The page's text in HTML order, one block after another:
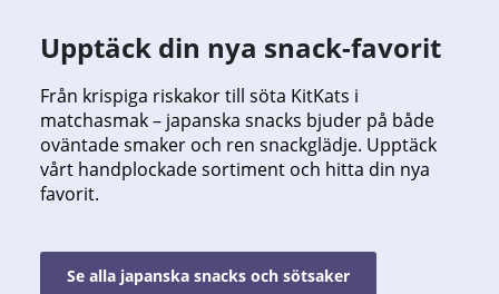
Upptäck din nya snack-favorit
Från krispiga riskakor till söta KitKats i
matchasmak – japanska snacks bjuder på både
oväntade smaker och ren snackglädje. Upptäck
vårt handplockade sortiment och hitta din nya
favorit.
Se alla japanska snacks och sötsaker